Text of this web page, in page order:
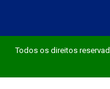
Todos os direitos